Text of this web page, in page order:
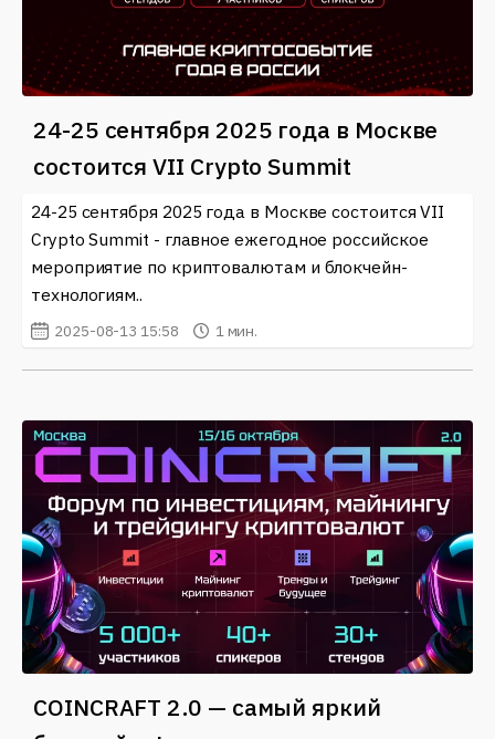
24-25 сентября 2025 года в Москве
состоится VII Crypto Summit
24-25 сентября 2025 года в Москве состоится VII
Crypto Summit - главное ежегодное российское
мероприятие по криптовалютам и блокчейн-
технологиям..
2025-08-13 15:58 1 мин.
COINCRAFT 2.0 — самый яркий